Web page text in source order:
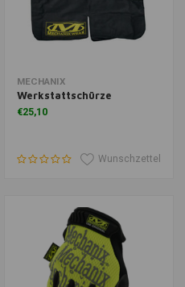
Zum Warenkorb hinzufügen
MECHANIX
Werkstattschürze
€25,10
Wunschzettel